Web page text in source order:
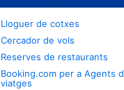
Lloguer de cotxes
Cercador de vols
Reserves de restaurants
Booking.com per a Agents
viatges